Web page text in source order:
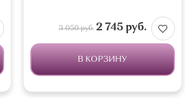
3 050 руб.2 745 руб.
В КОРЗИНУ